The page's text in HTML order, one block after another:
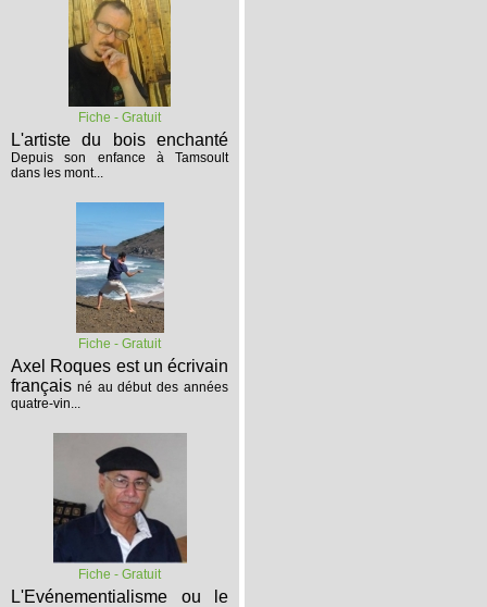
Fiche - Gratuit
L'artiste du bois enchanté
Depuis son enfance à Tamsoult
dans les mont...
Fiche - Gratuit
Axel Roques est un écrivain
français né au début des années
quatre-vin...
Fiche - Gratuit
L'Evénementialisme ou le